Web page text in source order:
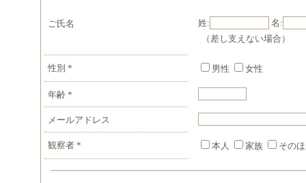
ご氏名 姓:
名:
（差し支えない場合）
性別 * 男性 女性
年齢 *
メールアドレス
観察者 * 本人 家族 その